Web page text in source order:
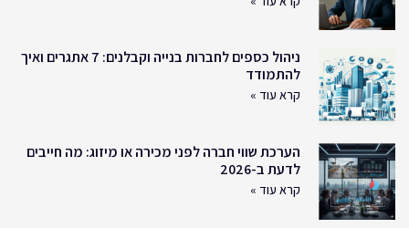
ניהול כספים לחברות בנייה וקבלנים: 7 אתגרים ואיך
להתמודד
קרא עוד »
הערכת שווי חברה לפני מכירה או מיזוג: מה חייבים
לדעת ב-2026
קרא עוד »